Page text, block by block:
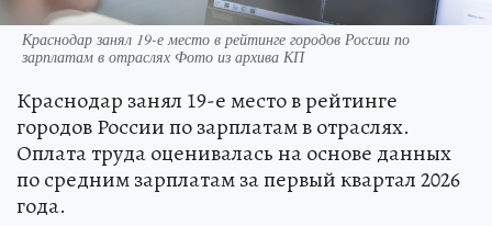
Краснодар занял 19-е место в рейтинге городов России по
зарплатам в отраслях Фото из архива КП
Краснодар занял 19-е место в рейтинге
городов России по зарплатам в отраслях.
Оплата труда оценивалась на основе данных
по средним зарплатам за первый квартал 2026
года.